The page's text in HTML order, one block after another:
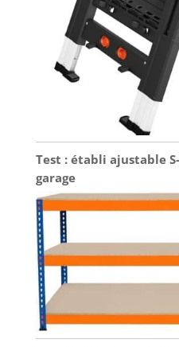
Test : établi ajustable
garage